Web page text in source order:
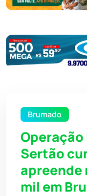
Brumado
Sertão
apreende
mil em